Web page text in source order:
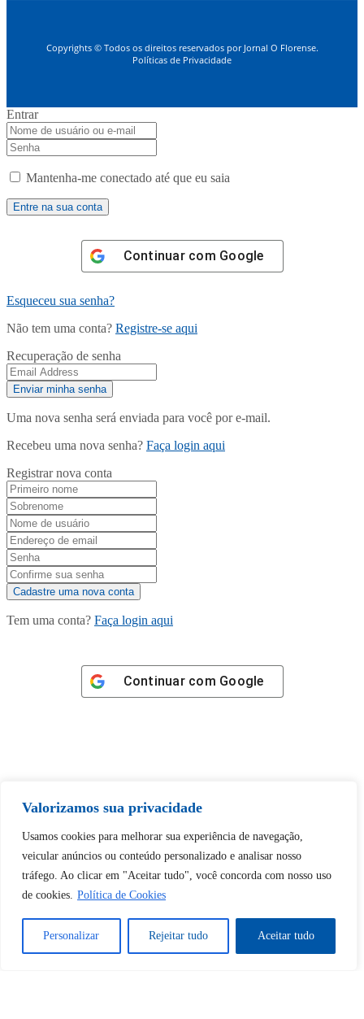
Valorizamos sua privacidade
Usamos cookies para melhorar sua experiência de navegação,
veicular anúncios ou conteúdo personalizado e analisar nosso
tráfego. Ao clicar em "Aceitar tudo", você concorda com nosso uso
de cookies. Política de Cookies
Personalizar Rejeitar tudo Aceitar tudo
Copyrights © Todos os direitos reservados por Jornal O Florense.
Políticas de Privacidade
Entrar
Mantenha-me conectado até que eu saia
Continuar com Google
Esqueceu sua senha?
Não tem uma conta? Registre-se aqui
Recuperação de senha
Uma nova senha será enviada para você por e-mail.
Recebeu uma nova senha? Faça login aqui
Registrar nova conta
Tem uma conta? Faça login aqui
Continuar com Google
desbloquear esta publicação?
Desbloquear esquerda : 0